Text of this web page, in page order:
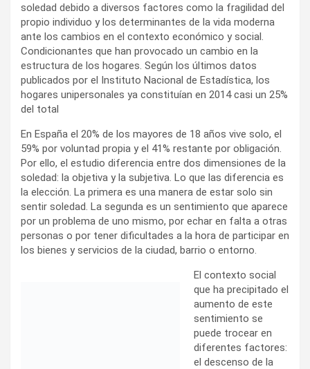
soledad debido a diversos factores como la fragilidad del
propio individuo y los determinantes de la vida moderna
ante los cambios en el contexto económico y social.
Condicionantes que han provocado un cambio en la
estructura de los hogares. Según los últimos datos
publicados por el Instituto Nacional de Estadística, los
hogares unipersonales ya constituían en 2014 casi un 25%
del total
En España el 20% de los mayores de 18 años vive solo, el
59% por voluntad propia y el 41% restante por obligación.
Por ello, el estudio diferencia entre dos dimensiones de la
soledad: la objetiva y la subjetiva. Lo que las diferencia es
la elección. La primera es una manera de estar solo sin
sentir soledad. La segunda es un sentimiento que aparece
por un problema de uno mismo, por echar en falta a otras
personas o por tener dificultades a la hora de participar en
los bienes y servicios de la ciudad, barrio o entorno.
El contexto social
que ha precipitado el
aumento de este
sentimiento se
puede trocear en
diferentes factores:
el descenso de la